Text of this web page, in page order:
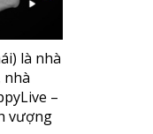
là nhà
nhà
–
vượng